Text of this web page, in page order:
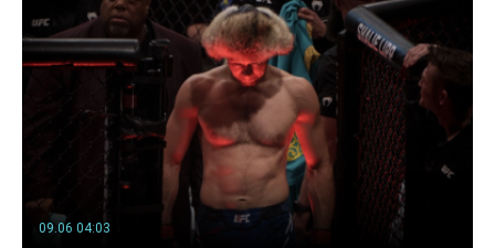
09.06 04:03